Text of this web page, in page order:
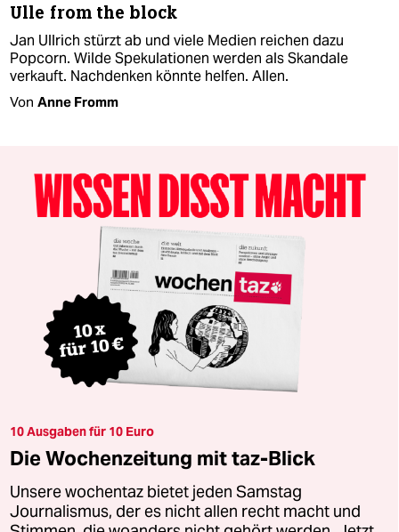
Ulle from the block
Jan Ullrich stürzt ab und viele Medien reichen dazu
Popcorn. Wilde Spekulationen werden als Skandale
verkauft. Nachdenken könnte helfen. Allen.
Von Anne Fromm
10 Ausgaben für 10 Euro
Die Wochenzeitung mit taz-Blick
Unsere wochentaz bietet jeden Samstag
Journalismus, der es nicht allen recht macht und